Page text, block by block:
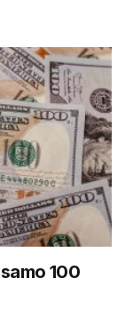
100